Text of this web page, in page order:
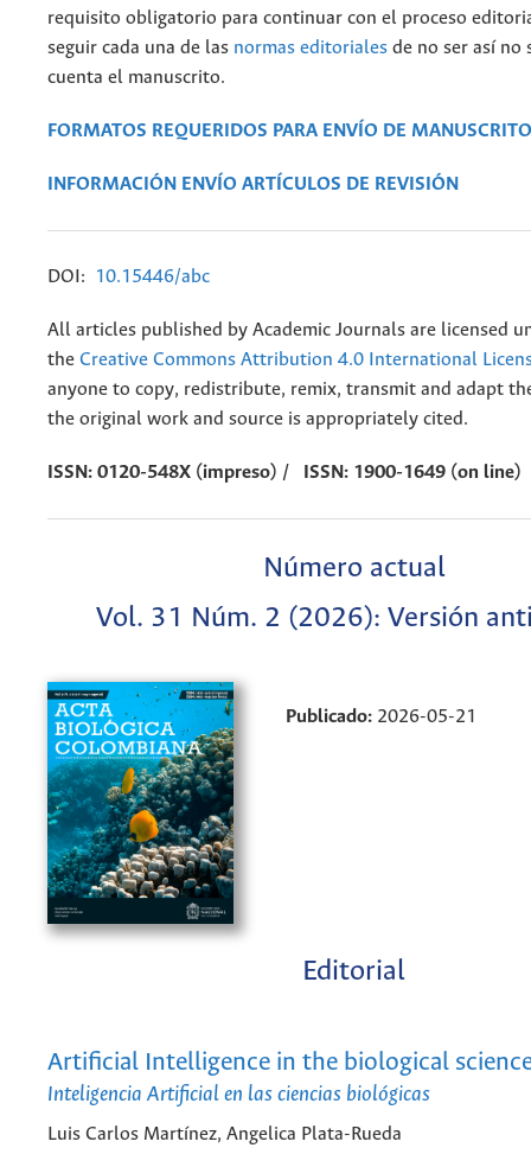
requisito obligatorio para continuar con el proceso
seguir cada una de las normas editoriales de no ser así no
cuenta el manuscrito.
FORMATOS REQUERIDOS PARA ENVÍO DE
INFORMACIÓN ENVÍO ARTÍCULOS DE REVISIÓN
DOI: 10.15446/abc
All articles published by Academic Journals are licensed
the Creative Commons Attribution 4.0 International
anyone to copy, redistribute, remix, transmit and adapt
the original work and source is appropriately cited.
ISSN: 0120-548X (impreso) / ISSN: 1900-1649 (on line)
Número actual
Vol. 31 Núm. 2 (2026): Versión
Publicado: 2026-05-21
Editorial
Artificial Intelligence in the biological
Inteligencia Artificial en las ciencias biológicas
Luis Carlos Martínez, Angelica Plata-Rueda